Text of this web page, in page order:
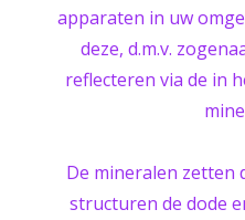
apparaten in uw
deze, d.m.v.
reflecteren via de in
De mineralen zetten
structuren de dode